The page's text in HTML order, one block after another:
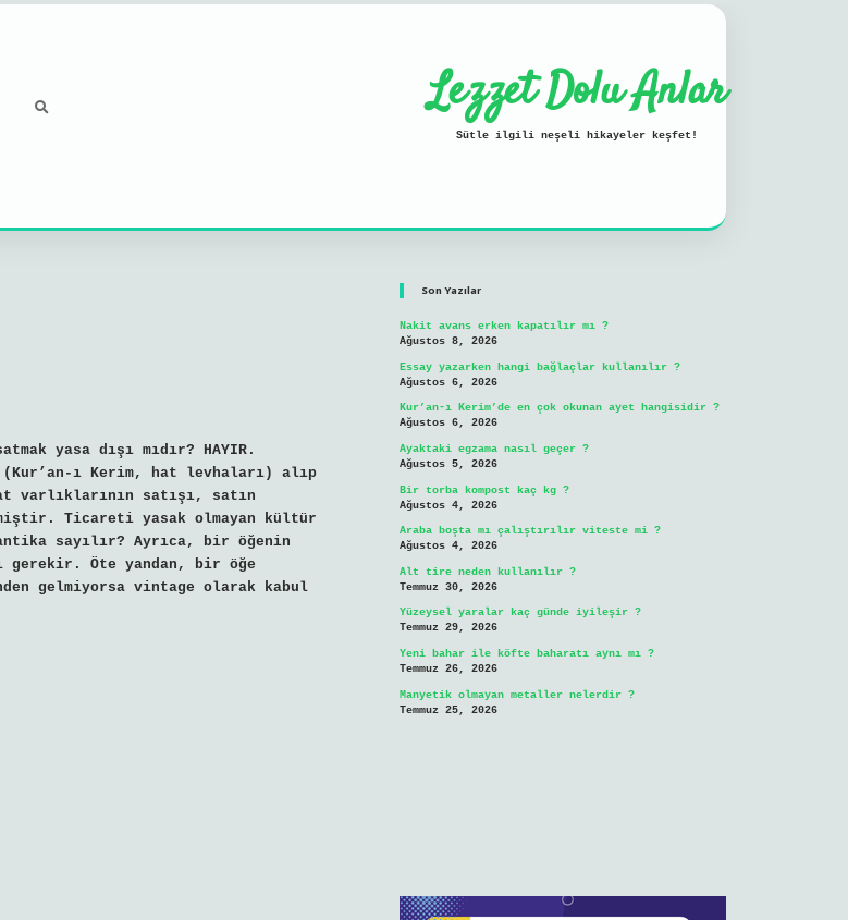
Lezzet Dolu Anlar
Sütle ilgili neşeli hikayeler keşfet!
yasa dışı mıdır? HAYIR.
(Kur’an-ı Kerim, hat levhaları) alıp
varlıklarının satışı, satın
Ticareti yasak olmayan kültür
sayılır? Ayrıca, bir öğenin
gerekir. Öte yandan, bir öğe
gelmiyorsa vintage olarak kabul
Son Yazılar
Nakit avans erken kapatılır mı ?
Ağustos 8, 2026
Essay yazarken hangi bağlaçlar kullanılır ?
Ağustos 6, 2026
Kur’an-ı Kerim’de en çok okunan ayet hangisidir ?
Ağustos 6, 2026
Ayaktaki egzama nasıl geçer ?
Ağustos 5, 2026
Bir torba kompost kaç kg ?
Ağustos 4, 2026
Araba boşta mı çalıştırılır viteste mi ?
Ağustos 4, 2026
Alt tire neden kullanılır ?
Temmuz 30, 2026
Yüzeysel yaralar kaç günde iyileşir ?
Temmuz 29, 2026
Yeni bahar ile köfte baharatı aynı mı ?
Temmuz 26, 2026
Manyetik olmayan metaller nelerdir ?
Temmuz 25, 2026